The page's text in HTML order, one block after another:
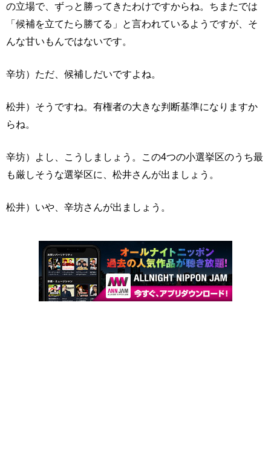
の立場で、ずっと勝ってきたわけですからね。ちまたでは
「候補を立てたら勝てる」と言われているようですが、そ
んな甘いもんではないです。
辛坊）ただ、候補しだいですよね。
松井）そうですね。有権者の大きな判断基準になりますか
らね。
辛坊）よし、こうしましょう。この4つの小選挙区のうち最
も厳しそうな選挙区に、松井さんが出ましょう。
松井）いや、辛坊さんが出ましょう。